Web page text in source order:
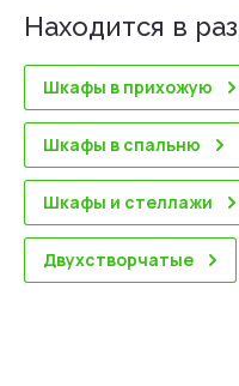
Находится в
Шкафы в прихожую
Шкафы в спальню
Шкафы и стеллажи
Двухстворчатые